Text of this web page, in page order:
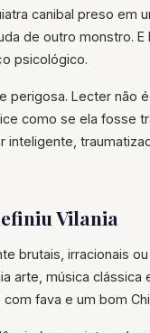
canibal preso em
de outro monstro.
psicológico.
perigosa. Lecter não
como se ela fosse
inteligente,
Vilania
brutais, irracionais
arte, música clássica
fava e um bom